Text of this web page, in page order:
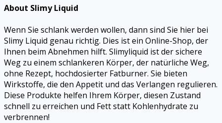
About Slimy Liquid
Wenn Sie schlank werden wollen, dann sind Sie hier bei
Slimy Liquid genau richtig. Dies ist ein Online-Shop, der
Ihnen beim Abnehmen hilft. Slimyliquid ist der sichere
Weg zu einem schlankeren Körper, der natürliche Weg,
ohne Rezept, hochdosierter Fatburner. Sie bieten
Wirkstoffe, die den Appetit und das Verlangen regulieren.
Diese Produkte helfen Ihrem Körper, diesen Zustand
schnell zu erreichen und Fett statt Kohlenhydrate zu
verbrennen!